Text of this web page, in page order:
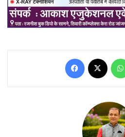
Facebook